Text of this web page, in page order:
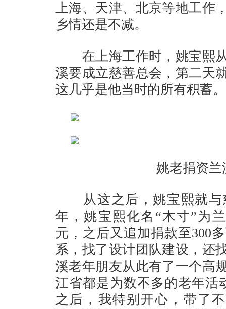
上海、天津、北京等地工作
乡情还是不减。
在上海工作时，姚宝熙从
溪要成立慈善总会，第二天
这几乎是他当时的所有积蓄。
姚老捐资
从这之后，姚宝熙就与
年，姚宝熙化名“木寸”为
元，之后又追加捐款至300
系，找了设计团队建设，还
溪老年朋友从此有了一个高
江省都是为数不多的老年活
之后，我特别开心，带了